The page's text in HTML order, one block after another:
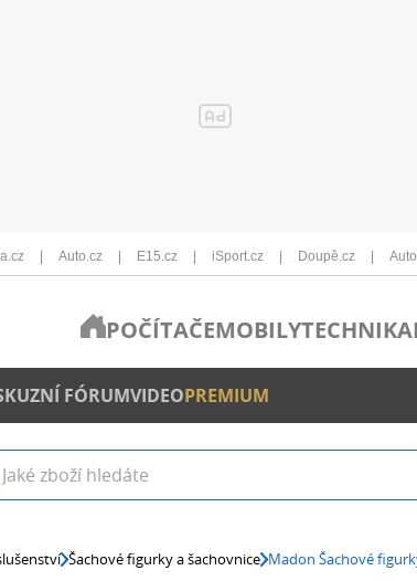
Auto.cz E15.cz iSport.cz Doupě.cz
POČÍTAČEMOBILYTECHNIKA
FÓRUMVIDEOPREMIUM
Šachové figurky a šachovnice Madon Šachové